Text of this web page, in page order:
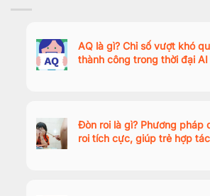
AQ là gì? Chỉ số vượt khó
thành công trong thời đại AI
Đòn roi là gì? Phương pháp
roi tích cực, giúp trẻ hợp